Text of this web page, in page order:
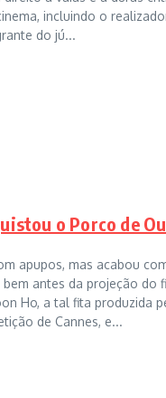
incluindo o
do jú...
o Porco de
apupos, mas acabou
antes da projeção do
Ho, a tal fita produzida
de Cannes, e...